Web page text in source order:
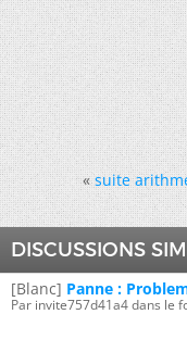
« suite
DISCUSSIONS
[Blanc] Panne :
Par invite757d41a4 dans le